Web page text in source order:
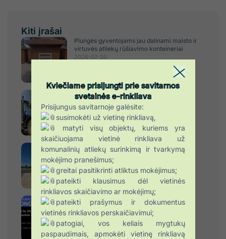
Kiti įrašai
Plungės gyventojams jau dalinami maisto ir
virtuvės atliekų rūšiavimo konteineriai
2026-07-30
Ieškome traktorininko (-ės)
2026-07-17
Užbaigtas žaliųjų atliekų kompostavimo
aikštelės plėtros projektas Dargiuose
2026-07-16
Ieškome komandos pastiprinimo –
ekonomisto/ės
2026-07-14
Kviečiame prisijungti prie savitarnos
svetainės e-rinkliava
Prisijungus savitarnoje galėsite:
susimokėti už vietinę rinkliavą,
matyti visų objektų, kuriems yra
skaičiuojama vietinė rinkliava už
komunalinių atliekų surinkimą ir tvarkymą
mokėjimo pranešimus;
greitai pasitikrinti atliktus mokėjimus;
pateikti klausimus dėl vietinės
rinkliavos skaičiavimo ar mokėjimų;
pateikti prašymus ir dokumentus
vietinės rinkliavos perskaičiavimui;
patogiai, vos keliais mygtukų
paspaudimais, apmokėti vietinę rinkliavą